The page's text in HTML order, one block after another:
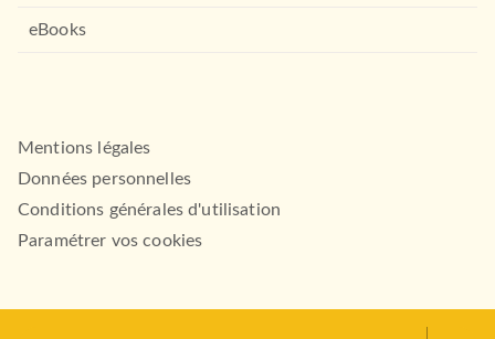
eBooks
Mentions légales
Données personnelles
Conditions générales d'utilisation
Paramétrer vos cookies